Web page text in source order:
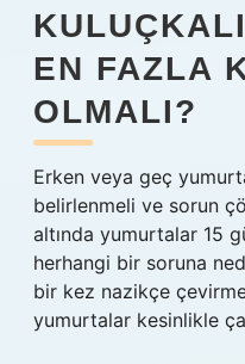
EN FAZLA
OLMALI?
Erken veya geç
belirlenmeli ve sorun
altında yumurtalar 15
herhangi bir soruna
bir kez nazikçe
yumurtalar kesinlikle